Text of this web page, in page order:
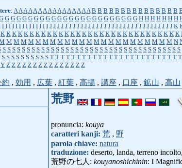
: A A A A A A A A A A A A A A A A B B B B B B B B B B B B B B B
G G G G G G G G G G G G G G G G G G G G G G G H H H H H H H
I I I I I I I I I I I I I I J J J J J J J J J J J J J J J J J J J J J J J J J J J J J J J J K
K K K K K K K K K K K K K K K K K K K K K K K K K K K K K K K
M M M M M M M M M M M M M M M M M M M M M M M N
S S S S S S S S S S S S S S S S S S S S S S S S S S S S S S S S S S S S S
S S S S S S S S S S T T T T T T T T T T T T T T T T T T T T T T T T T
Y Z Z Z Z Z Z Z Z Z Z Z Z Z Z Z
約 , 効用 , 広葉 , 紅葉 , 高揚 , 講座 , 口座 , 鉱山 , 高山
荒野
pronuncia: kouya
caratteri kanji: 荒 , 野
parola chiave: natura
traduzione: deserto, landa, terreno
荒野の七人: kouyanoshichinin: I